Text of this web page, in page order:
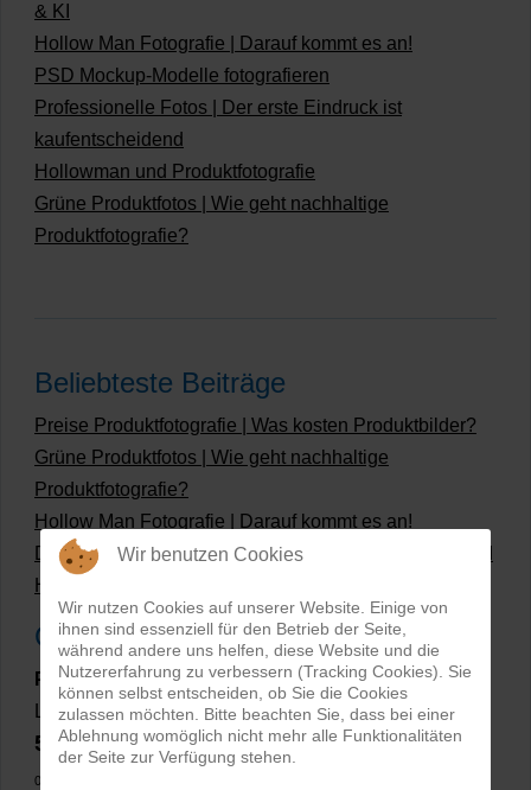
& KI
Hollow Man Fotografie | Darauf kommt es an!
PSD Mockup-Modelle fotografieren
Professionelle Fotos | Der erste Eindruck ist
kaufentscheidend
Hollowman und Produktfotografie
Grüne Produktfotos | Wie geht nachhaltige
Produktfotografie?
Beliebteste Beiträge
Preise Produktfotografie | Was kosten Produktbilder?
Grüne Produktfotos | Wie geht nachhaltige
Produktfotografie?
Hollow Man Fotografie | Darauf kommt es an!
Dateiformate und Bilder mit transparentem Hintergrund
Hollowman und Produktfotografie
Google Rezensionen
PRO-ducto GmbH, Fotografie und Bildbearbeitung in
Lichtenau
5,0⭐⭐⭐⭐⭐ bei144 Google-Rezensionen (Stand
02.01.2026)
Wir benutzen Cookies
Wir nutzen Cookies auf unserer Website. Einige von
ihnen sind essenziell für den Betrieb der Seite,
während andere uns helfen, diese Website und die
Nutzererfahrung zu verbessern (Tracking Cookies). Sie
können selbst entscheiden, ob Sie die Cookies
zulassen möchten. Bitte beachten Sie, dass bei einer
Ablehnung womöglich nicht mehr alle Funktionalitäten
der Seite zur Verfügung stehen.